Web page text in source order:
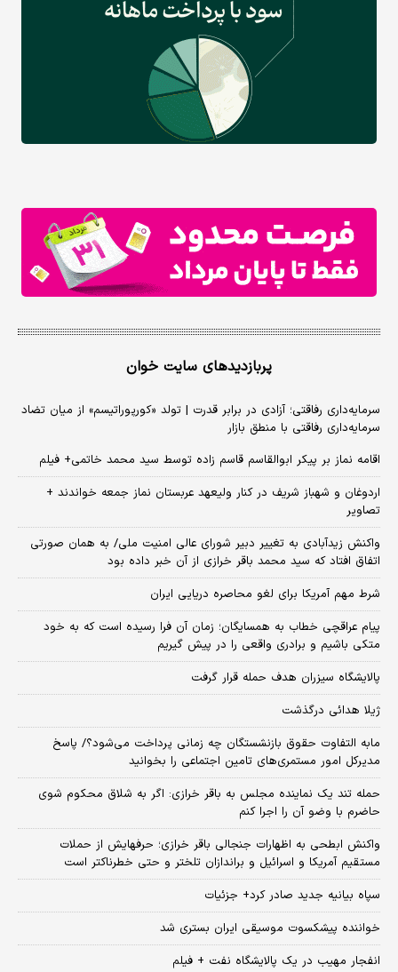
پربازدیدهای سایت خوان
سرمایه‌داری رفاقتی؛ آزادی در برابر قدرت | تولد «کورپوراتیسم» از میان تضاد
سرمایه‌داری رفاقتی با منطق بازار
اقامه نماز بر پیکر ابوالقاسم قاسم زاده توسط سید محمد خاتمی+ فیلم
اردوغان و شهباز شریف در کنار ولیعهد عربستان نماز جمعه خواندند +
تصاویر
واکنش زیدآبادی به تغییر دبیر شورای عالی امنیت ملی/ به همان صورتی
اتفاق افتاد که سید محمد باقر خرازی از آن خبر داده بود
شرط مهم آمریکا برای لغو محاصره دریایی ایران
پیام عراقچی خطاب به همسایگان؛ زمان آن فرا رسیده است که به خود
متکی باشیم و برادری واقعی را در پیش گیریم
پالایشگاه سیزران هدف حمله قرار گرفت
ژیلا هدائی درگذشت
مابه التفاوت حقوق بازنشستگان چه زمانی پرداخت می‌شود؟/ پاسخ
مدیرکل امور مستمری‌های تامین اجتماعی را بخوانید
حمله تند یک نماینده مجلس به باقر خرازی: اگر به شلاق محکوم شوی
حاضرم با وضو آن را اجرا کنم
واکنش ابطحی به اظهارات جنجالی باقر خرازی؛ حرفهایش از حملات
مستقیم آمریکا و اسرائیل و براندازان تلختر و حتی خطرناکتر است
سپاه بیانیه جدید صادر کرد+ جزئیات
خواننده پیشکسوت موسیقی ایران بستری شد
انفجار مهیب در یک پالایشگاه نفت + فیلم